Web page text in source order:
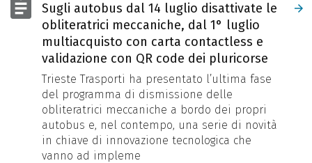
Sugli autobus dal 14 luglio disattivate le
obliteratrici meccaniche, dal 1° luglio
multiacquisto con carta contactless e
validazione con QR code dei pluricorse
Trieste Trasporti ha presentato l’ultima fase
del programma di dismissione delle
obliteratrici meccaniche a bordo dei propri
autobus e, nel contempo, una serie di novità
in chiave di innovazione tecnologica che
vanno ad impleme